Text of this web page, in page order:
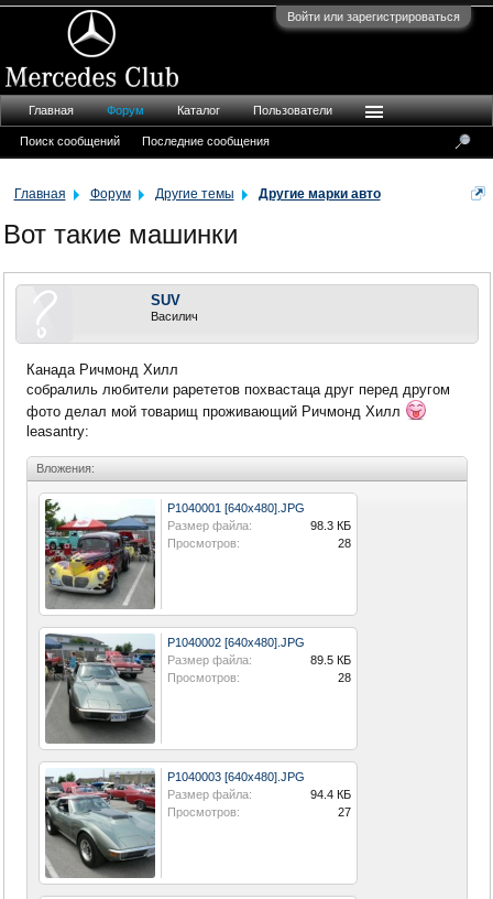
Войти или зарегистрироваться
Главная Форум Другие темы Другие марки авто
Вот такие машинки
SUV
Василич
Канада Ричмонд Хилл
собралиль любители рарететов похвастаца друг перед другом
фото делал мой товарищ проживающий Ричмонд Хилл
leasantry:
Вложения:
P1040001 [640x480].JPG
Размер файла:
98.3 КБ
Просмотров:
28
P1040002 [640x480].JPG
Размер файла:
89.5 КБ
Просмотров:
28
P1040003 [640x480].JPG
Размер файла:
94.4 КБ
Просмотров:
27
Главная Форум
Поиск сообщений Последние сообщения
Каталог Пользователи